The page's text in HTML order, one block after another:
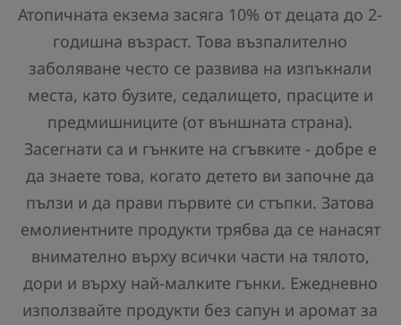
Атопичната екзема засяга 10% от децата до 2-
годишна възраст. Това възпалително
заболяване често се развива на изпъкнали
места, като бузите, седалището, прасците и
предмишниците (от външната страна).
Засегнати са и гънките на сгъвките - добре е
да знаете това, когато детето ви започне да
пълзи и да прави първите си стъпки. Затова
емолиентните продукти трябва да се нанасят
внимателно върху всички части на тялото,
дори и върху най-малките гънки. Ежедневно
използвайте продукти без сапун и аромат за